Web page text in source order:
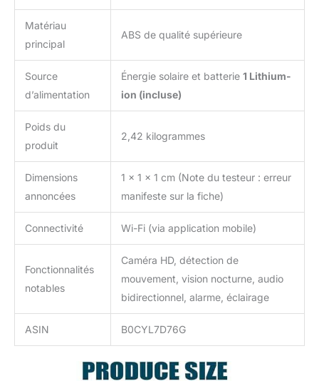
Matériau
principal
ABS de qualité supérieure
Source
d’alimentation
Énergie solaire et batterie 1 Lithium-
ion (incluse)
Poids du
produit
2,42 kilogrammes
Dimensions
annoncées
1 x 1 x 1 cm (Note du testeur : erreur
manifeste sur la fiche)
Connectivité Wi-Fi (via application mobile)
Fonctionnalités
notables
Caméra HD, détection de
mouvement, vision nocturne, audio
bidirectionnel, alarme, éclairage
ASIN B0CYL7D76G